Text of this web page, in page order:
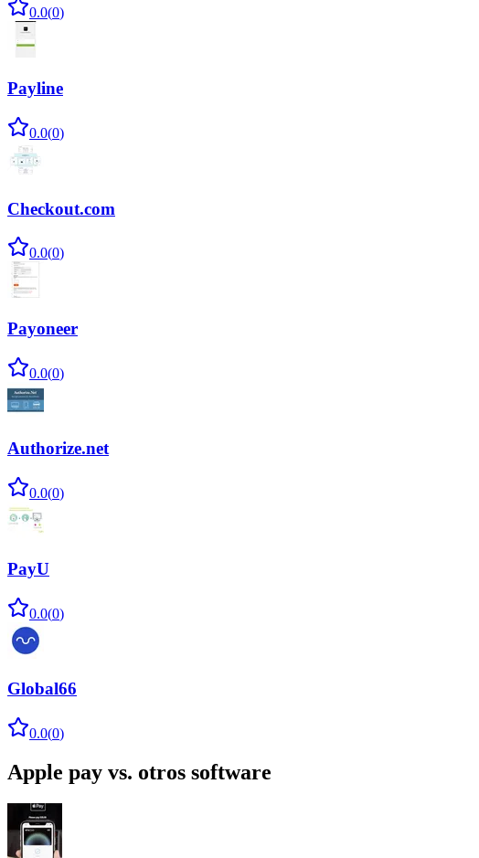
0.0(0)
Payline
0.0(0)
Checkout.com
0.0(0)
Payoneer
0.0(0)
Authorize.net
0.0(0)
PayU
0.0(0)
Global66
0.0(0)
Apple pay vs. otros software